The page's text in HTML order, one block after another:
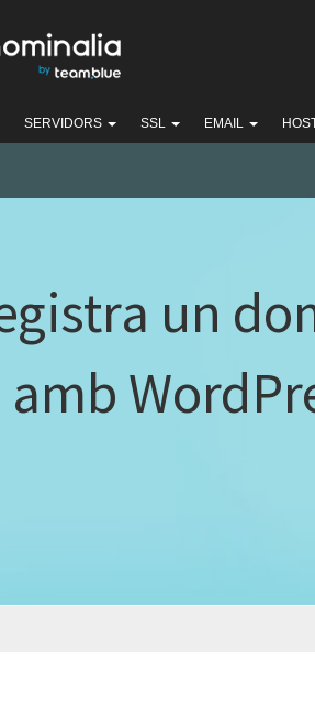
SERVIDORS SSL EMAIL
un
amb